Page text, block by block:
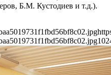
Б.М. Кустодиев и т.д.).